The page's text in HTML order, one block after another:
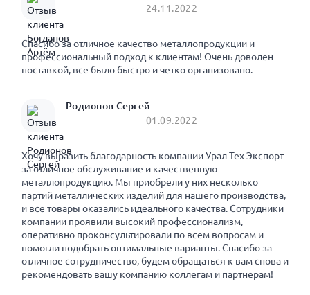
24.11.2022
Спасибо за отличное качество металлопродукции и
профессиональный подход к клиентам! Очень доволен
поставкой, все было быстро и четко организовано.
Родионов Сергей
01.09.2022
Хочу выразить благодарность компании Урал Тех Экспорт
за отличное обслуживание и качественную
металлопродукцию. Мы приобрели у них несколько
партий металлических изделий для нашего производства,
и все товары оказались идеального качества. Сотрудники
компании проявили высокий профессионализм,
оперативно проконсультировали по всем вопросам и
помогли подобрать оптимальные варианты. Спасибо за
отличное сотрудничество, будем обращаться к вам снова и
рекомендовать вашу компанию коллегам и партнерам!